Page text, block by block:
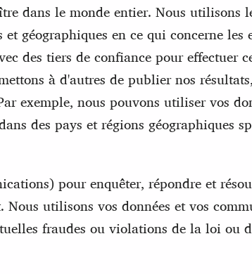
dans le monde entier. Nous utilisons
géographiques en ce qui concerne les
des tiers de confiance pour effectuer
à d'autres de publier nos
exemple, nous pouvons utiliser vos
des pays et régions géographiques
pour enquêter, répondre et
utilisons vos données et vos
fraudes ou violations de la loi ou